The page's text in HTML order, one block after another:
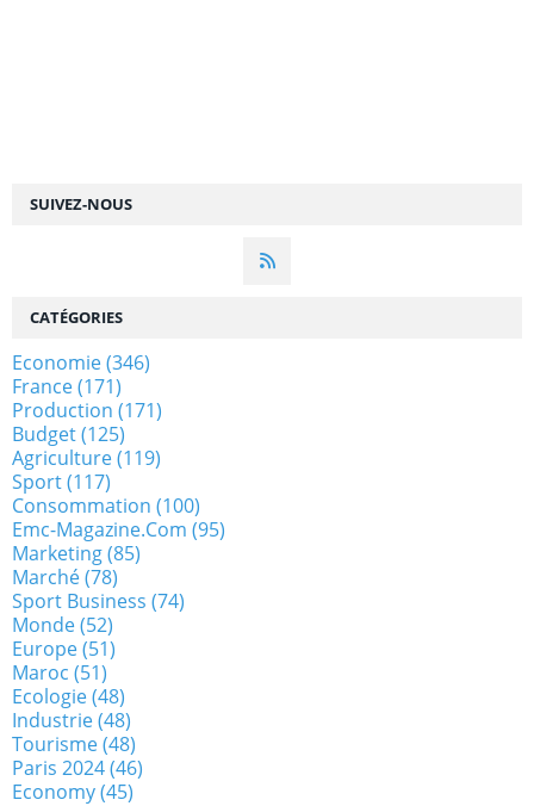
SUIVEZ-NOUS
CATÉGORIES
Economie(346)
France(171)
Production (171)
Budget(125)
Agriculture(119)
Sport(117)
Consommation (100)
Emc-Magazine.com (95)
Marketing(85)
Marché(78)
Sport Business (74)
Monde(52)
Europe(51)
Maroc (51)
Ecologie(48)
Industrie(48)
Tourisme(48)
Paris 2024(46)
Economy(45)